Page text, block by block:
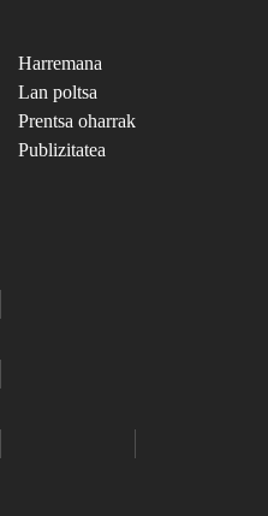
Harremana
Lan poltsa
Prentsa oharrak
Publizitatea